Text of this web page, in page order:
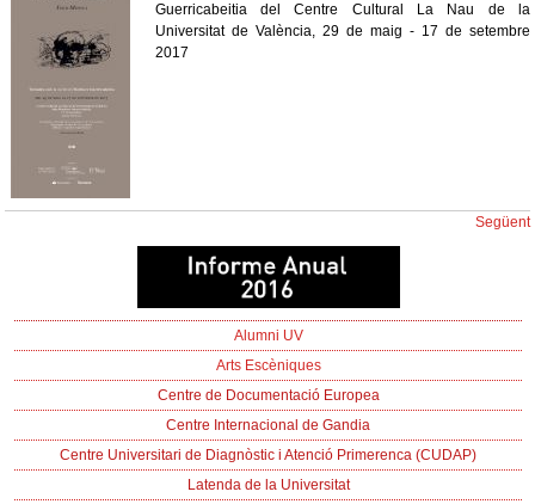
Guerricabeitia del Centre Cultural La Nau de la
Universitat de València, 29 de maig - 17 de setembre
2017
Següent
Alumni UV
Arts Escèniques
Centre de Documentació Europea
Centre Internacional de Gandia
Centre Universitari de Diagnòstic i Atenció Primerenca (CUDAP)
Latenda de la Universitat